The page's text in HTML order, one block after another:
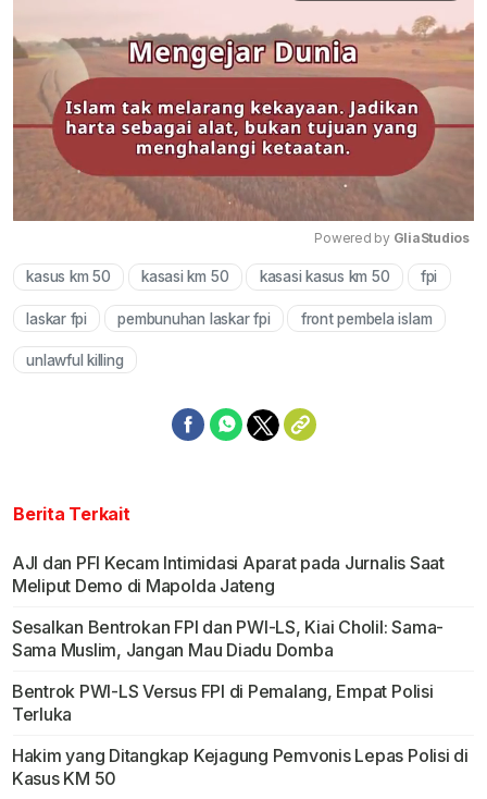
Mute
Powered by GliaStudios
kasus km 50 kasasi km 50 kasasi kasus km 50 fpi
laskar fpi pembunuhan laskar fpi front pembela islam
unlawful killing
Berita Terkait
AJI dan PFI Kecam Intimidasi Aparat pada Jurnalis Saat
Meliput Demo di Mapolda Jateng
Sesalkan Bentrokan FPI dan PWI-LS, Kiai Cholil: Sama-
Sama Muslim, Jangan Mau Diadu Domba
Bentrok PWI-LS Versus FPI di Pemalang, Empat Polisi
Terluka
Hakim yang Ditangkap Kejagung Pemvonis Lepas Polisi di
Kasus KM 50